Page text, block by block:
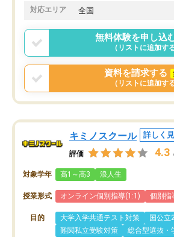
でした。
言う事で講師変更の申し出があり、あ
まりに短期での変更だった為、塾に通
う事にして退会しました。遅れも取り
戻せ、授業内容や講師の方は良かった
と思います。
対応エリア 全国
無料体験を申し込
（リストに追加する
資料を請求する
（リストに追加する
キミノスクール 詳しく
評価 4.3
対象学年 高1～高3 浪人生
授業形式 オンライン個別指導(1:1) 個別指
目的 大学入学共通テスト対策
国公立
難関私立受験対策
総合型選抜・